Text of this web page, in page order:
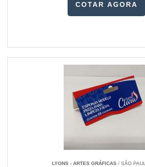
COTAR AGORA
LYONS - ARTES GRÁFICAS/ SÃO